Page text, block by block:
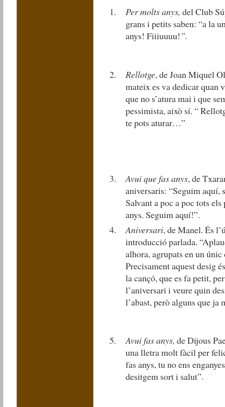
Per molts anys,del Club
grans i petits saben: “a la
anys! Fiiiuuuu!”.
Rellotge, de Joan Miquel
mateix es va dedicar quan
que no s’atura mai i que
pessimista, això sí. “
te pots aturar…”
Avui que fas anys, de
aniversaris: “Seguim aquí,
Salvant a poc a poc tots
anys. Seguim aquí!”.
Aniversari, de Manel. És
introducció parlada.
alhora, agrupats en un
Precisament aquest desig
la cançó, que es fa petit,
l’aniversari i veure quin
l’abast, però alguns que ja
Avui fas anys, de Dijous
una lletra molt fàcil per
fas anys, tu no ens
desitgem sort i salut”.